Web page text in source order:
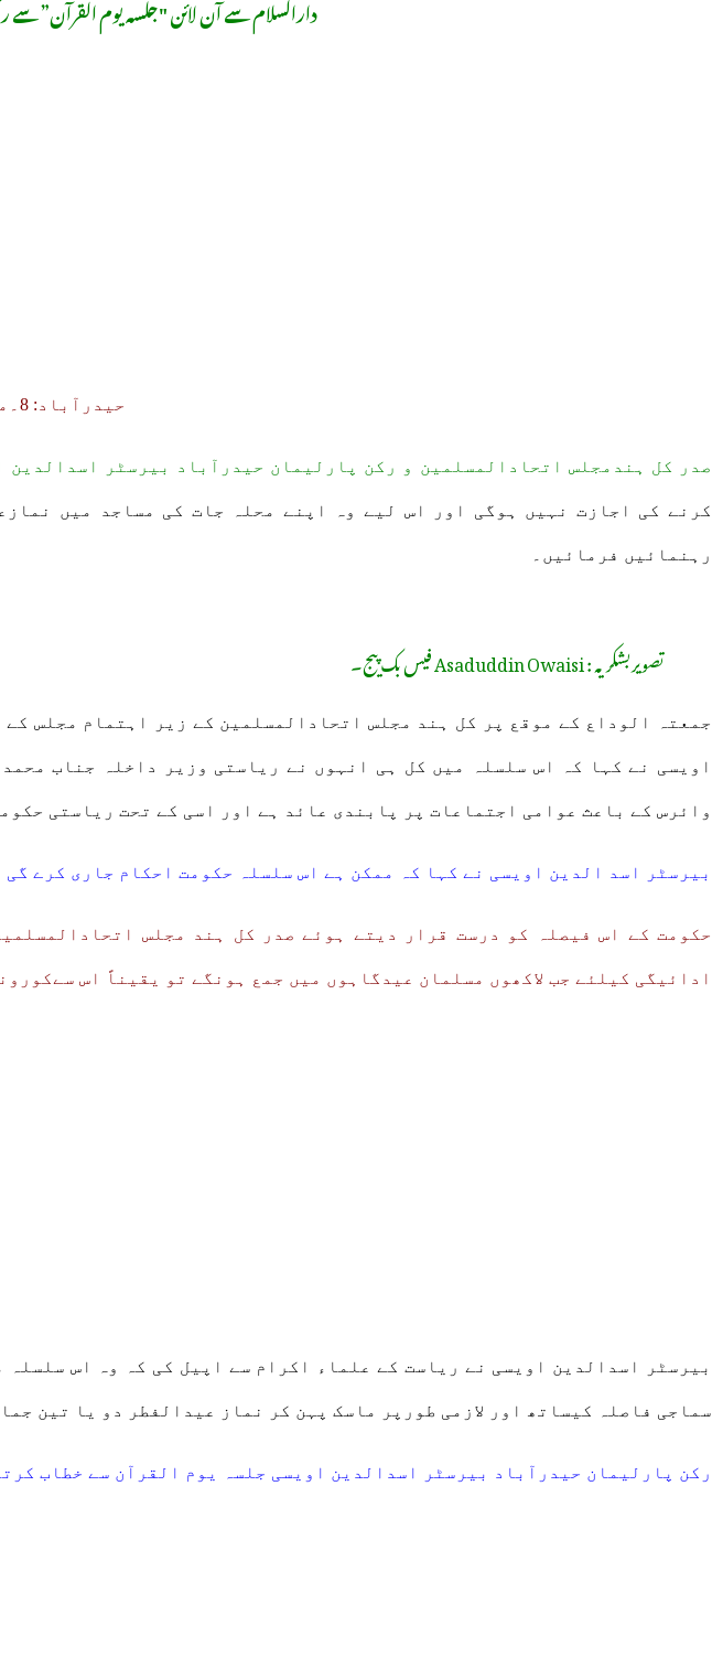
دارالسلام سے آن لائن "جلسہ یوم القرآن” سے
حیدرآباد: 8۔مئی(سحرنیوزڈاٹ کام)
صدر کل ہندمجلس اتحادالمسلمین و رکن پارلیمان حیدرآباد بیرسٹر اسدالدین
کرنے کی اجازت نہیں ہوگی اور اس لیے وہ اپنے محلہ جات کی مساجد میں
رہنمائیں فرمائیں۔
تصویربشکریہ : Asaduddin Owaisi فیس بک پیج۔
جمعتہ الوداع کے موقع پر کل ہند مجلس اتحادالمسلمین کے زیر اہتمام مجلس
اویسی نے کہا کہ اس سلسلہ میں کل ہی انہوں نے ریاستی وزیر داخلہ جناب
وائرس کے باعث عوامی اجتماعات پر پابندی عائد ہے اور اسی کے تحت ریاستی
بیرسٹر اسد الدین اویسی نے کہا کہ ممکن ہے اس سلسلہ حکومت احکام جاری کرے
حکومت کے اس فیصلہ کو درست قرار دیتے ہوئے صدر کل ہند مجلس
ادائیگی کیلئے جب لاکھوں مسلمان عیدگاہوں میں جمع ہونگے تو یقیناً اس
بیرسٹر اسدالدین اویسی نے ریاست کے علماء اکرام سے اپیل کی کہ وہ اس
سماجی فاصلہ کیساتھ اور لازمی طورپر ماسک پہن کر نماز عیدالفطر دو یا تین
رکن پارلیمان حیدرآباد بیرسٹر اسدالدین اویسی جلسہ یوم القرآن سے خطاب